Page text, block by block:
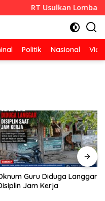
RT Usulkan Lomba
Politik Nasional
Guru Diduga Langgar
Jam Kerja